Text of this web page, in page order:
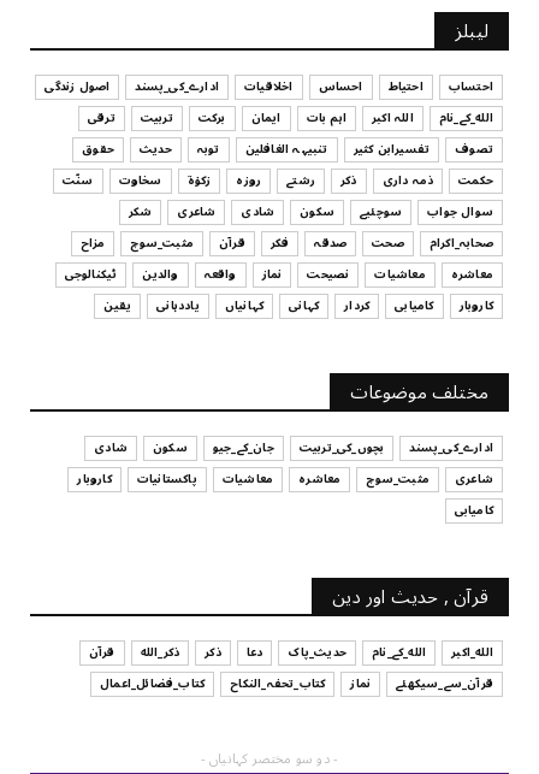
UNCATEGORIZED
کیا آپ اپنے باس کو مؤثر طریقے سے منظم کر رہے ہیں
July 29, 2026
UNCATEGORIZED
اس وقت آپ کا موڈ کیسا ہے؟
July 29, 2026
UNCATEGORIZED
قرض لینے اور دینے میں ہوشیاری
July 29, 2026
آپ کا فیصلہ کرنے کا انداز
July 29, 2026
لیبلز
احتساب احتیاط احساس اخلاقیات ادارے_کی_پسند
اصول زندگی
الله_کے_نام
اللہ اکبر اہم بات ایمان برکت تربیت
ترقی
تصوف
تفسیرابن کثیر تنبیہہ الغافلین توبہ حدیث
حقوق
حکمت
ذمہ داری ذکر رشتے روزہ زکوٰۃ سخاوت
سنّت
سوال جواب
سوچئیے سکون شادی شاعری
شکر
صحابہ_اکرام
صحت صدقہ فکر قرآن مثبت_سوچ
مزاح
معاشرہ
معاشیات نصیحت نماز واقعہ والدین
ٹیکنالوجی
کاروبار
کامیابی کردار کہانی کہانیاں یاددہانی یقین
مختلف موضوعات
ادارے_کی_پسند بچوں_کی_تربیت جان_کے_جیو سکون
شادی
شاعری
مثبت_سوچ معاشرہ معاشیات پاکستانیات
کاروبار
کامیابی
قرآن , حدیث اور دین
الله_اکبر الله_کے_نام حدیث_پاک دعا ذکر ذکر_الله
قرآن
قرآن_سے_سیکھئے
نماز کتاب_تحفہ_النکاح کتاب_فضائل_اعمال
- دو سو مختصر کہانیاں -